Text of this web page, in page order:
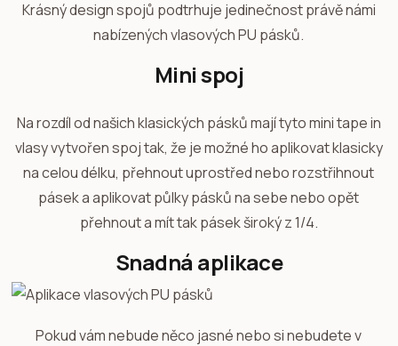
Krásný design spojů podtrhuje jedinečnost právě námi
nabízených vlasových PU pásků.
Mini spoj
Na rozdíl od našich klasických pásků mají tyto mini tape in
vlasy vytvořen spoj tak, že je možné ho aplikovat klasicky
na celou délku, přehnout uprostřed nebo rozstřihnout
pásek a aplikovat půlky pásků na sebe nebo opět
přehnout a mít tak pásek široký z 1/4.
Snadná aplikace
Pokud vám nebude něco jasné nebo si nebudete v